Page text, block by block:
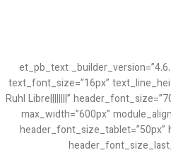
[/et_pb_text][et_pb_text
text_font_size=”16px”
Ruhl Libre||||||||”
max_width=”600px”
header_font_size_tablet=”50px”